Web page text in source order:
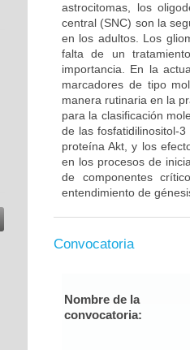
astrocitomas, los
central (SNC) son la
en los adultos. Los
falta de un
importancia. En la
marcadores de tipo
manera rutinaria en la
para la clasificación
de las fosfatidilinositol-
proteína Akt, y los
en los procesos de
de componentes
entendimiento de
Convocatoria
Nombre de la
convocatoria: